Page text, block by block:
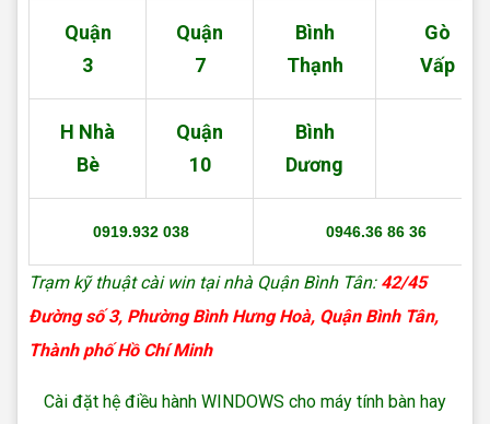
Quận
3
Quận
7
Bình
Thạnh
Gò
Vấp
H Nhà
Bè
Quận
10
Bình
Dương
0919.932 038 0946.36 86 36
Trạm kỹ thuật cài win tại nhà Quận Bình Tân: 42/45
Đường số 3, Phường Bình Hưng Hoà, Quận Bình Tân,
Thành phố Hồ Chí Minh
Cài đặt hệ điều hành WINDOWS cho máy tính bàn hay